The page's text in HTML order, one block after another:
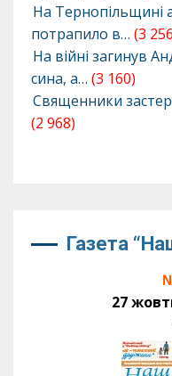
На Тернопільщині
потрапило в… (3
На війні загинув
сина, а… (3 160)
Священники
(2 968)
Газета
27